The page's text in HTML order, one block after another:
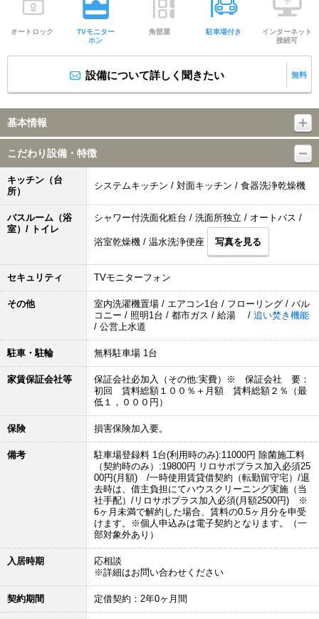
オートロック
TVモニター
ホン
角部屋 駐車場付き
インターネット
接続可
設備について詳しく聞きたい 無料
基本情報
こだわり設備・特徴
キッチン（台
所）
システムキッチン / 対面キッチン / 食器洗浄乾燥機
バスルーム（浴
室）/ トイレ
シャワー付洗面化粧台 / 洗面所独立 / オートバス /
浴室乾燥機 / 温水洗浄便座 写真を見る
セキュリティ TVモニターフォン
その他
室内洗濯機置場 / エアコン1台 / フローリング / バル
コニー / 照明1台 / 都市ガス / 給湯 / 追い焚き機能
/ 公営上水道
駐車・駐輪 無料駐車場 1台
家賃保証会社等
保証会社必加入（その他:実費）※ 保証会社 要：
初回 賃料総額１００％＋月額 賃料総額２％（最
低１，０００円）
保険 損害保険加入要。
備考
駐車場登録料 1台(利用時のみ):11000円 除菌施工料
（契約時のみ）:19800円 リロサポプラス加入必須25
00円(月額) /一時使用賃貸借契約（転勤留守宅）/退
去時は、借主負担にてハウスクリーニング実施（当
社手配）/リロサポプラス加入必須(月額2500円) ※
6ヶ月未満で解約した場合、賃料の0.5ヶ月分を申受
けます。※個人申込みは電子契約となります。（一
部対象外あり）
入居時期
応相談
※詳細はお問い合わせください
契約期間 定借契約：2年0ヶ月間